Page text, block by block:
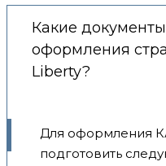
Какие
оформления
Liberty?
Для оформления
подготовить